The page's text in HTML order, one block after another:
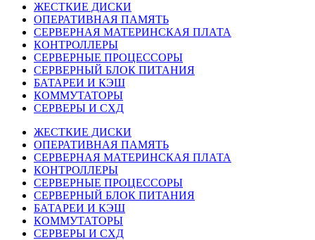
ЖЕСТКИЕ ДИСКИ
ОПЕРАТИВНАЯ ПАМЯТЬ
СЕРВЕРНАЯ МАТЕРИНСКАЯ ПЛАТА
КОНТРОЛЛЕРЫ
СЕРВЕРНЫЕ ПРОЦЕССОРЫ
СЕРВЕРНЫЙ БЛОК ПИТАНИЯ
БАТАРЕИ И КЭШ
КОММУТАТОРЫ
СЕРВЕРЫ И СХД
ЖЕСТКИЕ ДИСКИ
ОПЕРАТИВНАЯ ПАМЯТЬ
СЕРВЕРНАЯ МАТЕРИНСКАЯ ПЛАТА
КОНТРОЛЛЕРЫ
СЕРВЕРНЫЕ ПРОЦЕССОРЫ
СЕРВЕРНЫЙ БЛОК ПИТАНИЯ
БАТАРЕИ И КЭШ
КОММУТАТОРЫ
СЕРВЕРЫ И СХД